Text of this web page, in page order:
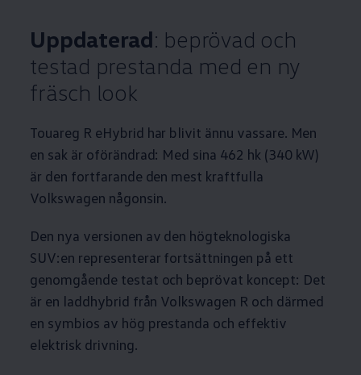
Uppdaterad: beprövad och
testad prestanda med en ny
fräsch look
Touareg R eHybrid har blivit ännu vassare. Men
en sak är oförändrad: Med sina 462 hk (340 kW)
är den fortfarande den mest kraftfulla
Volkswagen någonsin.
Den nya versionen av den högteknologiska
SUV:en representerar fortsättningen på ett
genomgående testat och beprövat koncept: Det
är en laddhybrid från Volkswagen R och därmed
en symbios av hög prestanda och effektiv
elektrisk drivning.